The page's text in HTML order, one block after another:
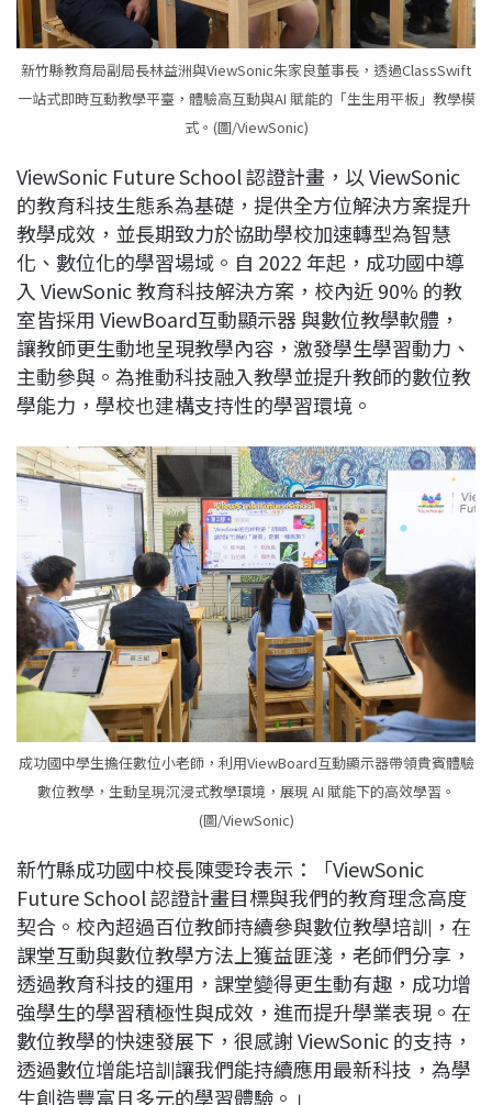
新竹縣教育局副局長林益洲與ViewSonic朱家良董事長，透過ClassSwift
一站式即時互動教學平臺，體驗高互動與AI 賦能的「生生用平板」教學模
式。(圖/ViewSonic)
ViewSonic Future School 認證計畫，以 ViewSonic
的教育科技生態系為基礎，提供全方位解決方案提升
教學成效，並長期致力於協助學校加速轉型為智慧
化、數位化的學習場域。自 2022 年起，成功國中導
入 ViewSonic 教育科技解決方案，校內近 90% 的教
室皆採用 ViewBoard互動顯示器 與數位教學軟體，
讓教師更生動地呈現教學內容，激發學生學習動力、
主動參與。為推動科技融入教學並提升教師的數位教
學能力，學校也建構支持性的學習環境。
成功國中學生擔任數位小老師，利用ViewBoard互動顯示器帶領貴賓體驗
數位教學，生動呈現沉浸式教學環境，展現 AI 賦能下的高效學習。
(圖/ViewSonic)
新竹縣成功國中校長陳雯玲表示：「ViewSonic
Future School 認證計畫目標與我們的教育理念高度
契合。校內超過百位教師持續參與數位教學培訓，在
課堂互動與數位教學方法上獲益匪淺，老師們分享，
透過教育科技的運用，課堂變得更生動有趣，成功增
強學生的學習積極性與成效，進而提升學業表現。在
數位教學的快速發展下，很感謝 ViewSonic 的支持，
透過數位增能培訓讓我們能持續應用最新科技，為學
生創造豐富且多元的學習體驗。」